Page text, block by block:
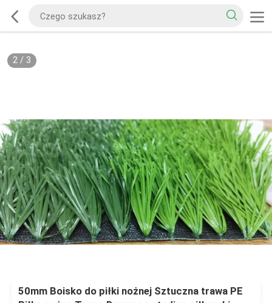
2/ 3
50mm Boisko do piłki nożnej Sztuczna trawa PE